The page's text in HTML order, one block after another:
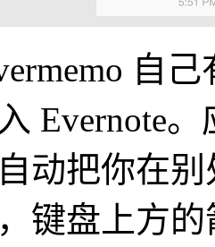
自
Evernote
动把你在
键盘上方